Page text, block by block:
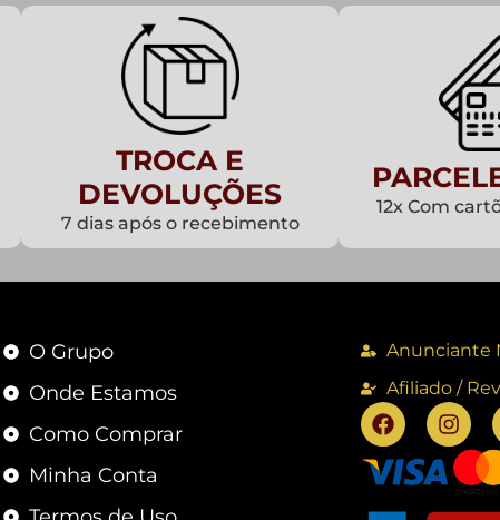
TROCA E
DEVOLUÇÕES
7 dias após o recebimento
12x Com
O Grupo
Onde Estamos
Como Comprar
Minha Conta
Anunciante
Afiliado /